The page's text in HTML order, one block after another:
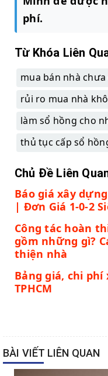
phí.
Từ Khóa Liên
mua bán nhà
rủi ro mua nhà
làm sổ hồng cho
thủ tục cấp sổ
Chủ Đề Liên
Báo giá xây
| Đơn Giá 1-0-2
Công tác hoàn
gồm những gì?
thiện nhà
Bảng giá, chi
TPHCM
BÀI VIẾT LIÊN QUAN